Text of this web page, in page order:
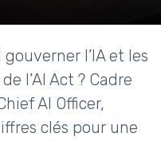
l’IA et les
l’AI Act ? Cadre
AI Officer,
clés pour une